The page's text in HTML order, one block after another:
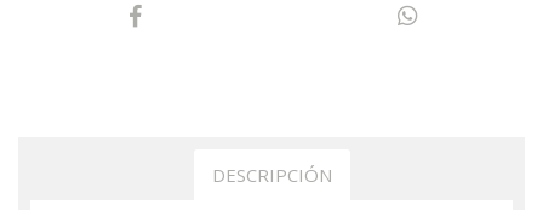
DESCRIPCIÓN